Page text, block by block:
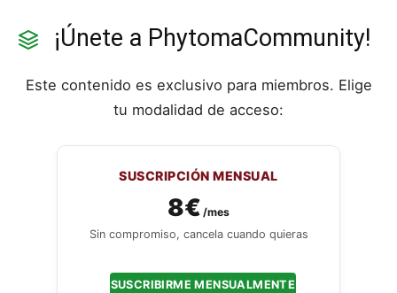
¡Únete a PhytomaCommunity!
Este contenido es exclusivo para miembros. Elige
tu modalidad de acceso:
SUSCRIPCIÓN MENSUAL
8€ /mes
Sin compromiso, cancela cuando quieras
SUSCRIBIRME MENSUALMENTE